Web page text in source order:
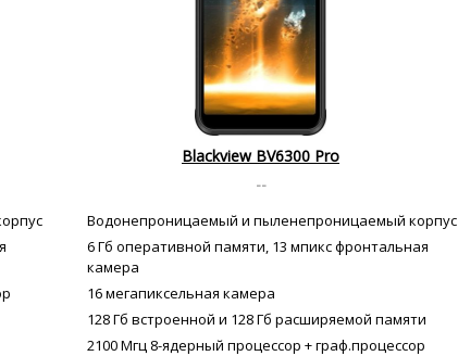
Blackview BV6300 Pro
--
Водонепроницаемый и пыленепроницаемый корпус
6 Гб оперативной памяти, 13 мпикс фронтальная
камера
16 мегапиксельная камера
128 Гб встроенной и 128 Гб расширяемой памяти
2100 Мгц 8-ядерный процессор + граф.процессор